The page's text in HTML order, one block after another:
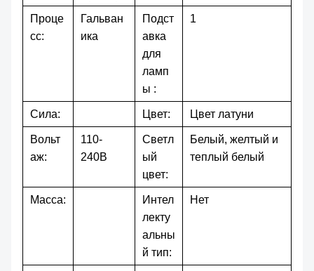
Проце
сс:
Гальван
ика
Подст
авка
для
ламп
ы :
1
Сила: Цвет: Цвет латуни
Вольт
аж:
110-
240В
Светл
ый
цвет:
Белый, желтый и
теплый белый
Масса:
Интел
лекту
альны
й тип:
Нет